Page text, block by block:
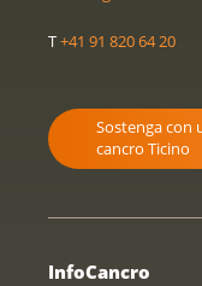
T+41 91 820 64 20
Sostenga con
cancro Ticino
InfoCancro